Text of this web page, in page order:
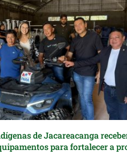
de Jacareacanga
para fortalecer a